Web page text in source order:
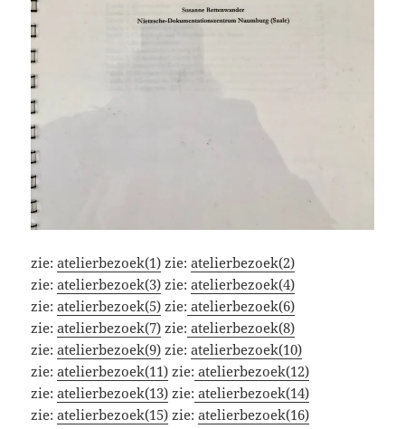
zie:atelierbezoek(1) zie:atelierbezoek(2)
zie:atelierbezoek(3) zie:atelierbezoek(4)
zie:atelierbezoek(5) zie: atelierbezoek(6)
zie:atelierbezoek(7) zie: atelierbezoek(8)
zie:atelierbezoek(9) zie:atelierbezoek(10)
zie:atelierbezoek(11) zie: atelierbezoek(12)
zie:atelierbezoek(13) zie: atelierbezoek(14)
zie:atelierbezoek(15) zie:atelierbezoek(16)